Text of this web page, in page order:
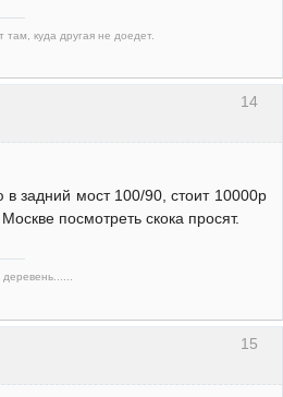
куда другая не доедет.
14
в задний мост 100/90, стоит 10000р
посмотреть скока просят.
15